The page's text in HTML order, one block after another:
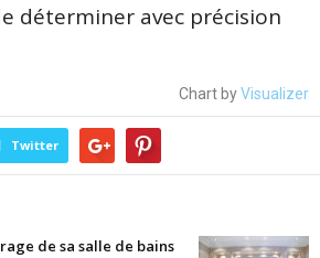
déterminer avec précision
Chart byVisualizer
Twitter
de sa salle de bains